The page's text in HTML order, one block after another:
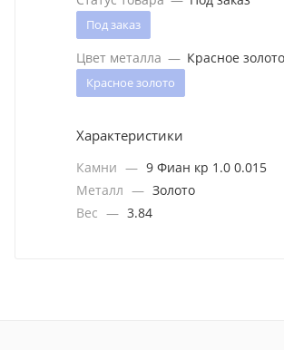
Под заказ
Цвет металла — Красное золото
Красное золото
Характеристики
Камни — 9 Фиан кр 1.0 0.015
Металл — Золото
Вес — 3.84